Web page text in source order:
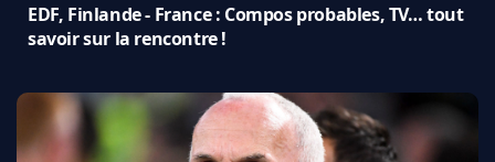
EDF, Finlande - France : Compos probables, TV… tout
savoir sur la rencontre !